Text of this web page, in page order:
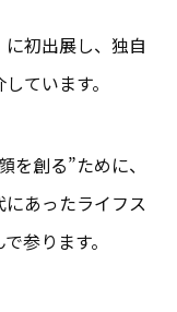
初出展し、独自
ています。
を創る”ために、
あったライフス
参ります。